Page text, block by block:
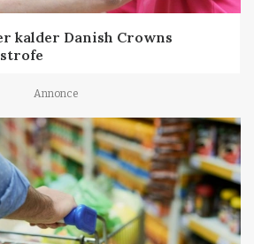
kalder Danish Crowns
Annonce